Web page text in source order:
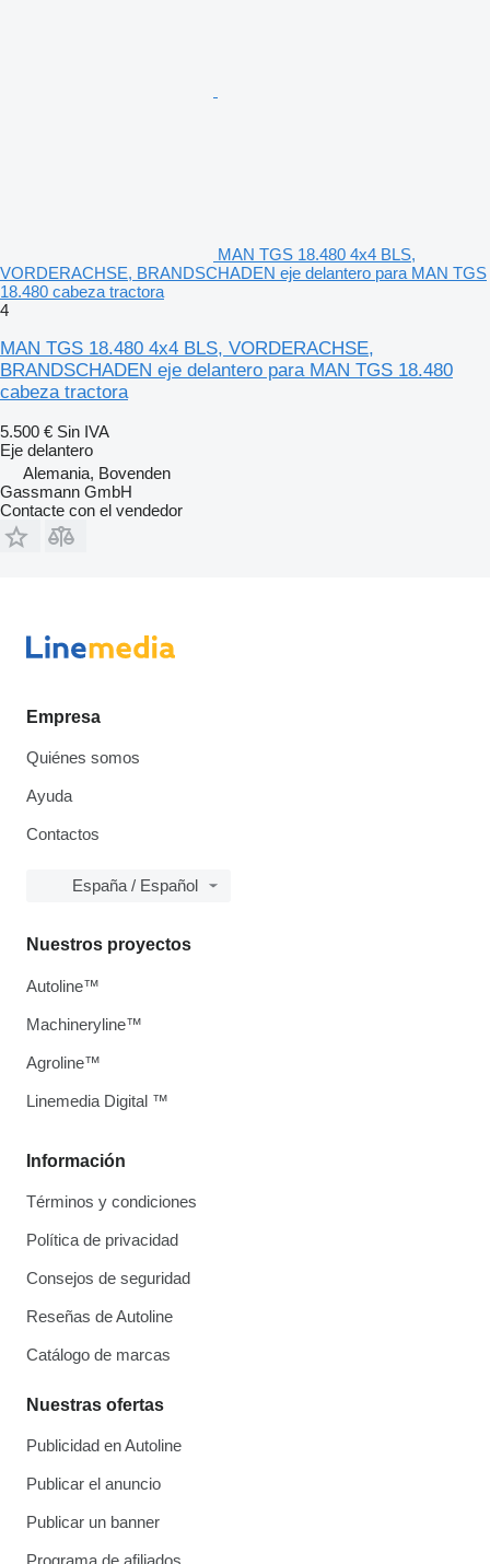
MAN TGS 18.480 4x4 BLS,
VORDERACHSE, BRANDSCHADEN eje delantero para MAN TGS
18.480 cabeza tractora
4
MAN TGS 18.480 4x4 BLS, VORDERACHSE,
BRANDSCHADEN eje delantero para MAN TGS 18.480
cabeza tractora
5.500 € Sin IVA
Eje delantero
Alemania, Bovenden
Gassmann GmbH
Contacte con el vendedor
Empresa
Quiénes somos
Ayuda
Contactos
España / Español
Información
Términos y condiciones
Política de privacidad
Consejos de seguridad
Reseñas de Autoline
Catálogo de marcas
Nuestras ofertas
Publicidad en Autoline
Publicar el anuncio
Publicar un banner
Programa de afiliados
Nuestros proyectos
Autoline™
Machineryline™
Agroline™
Linemedia Digital ™